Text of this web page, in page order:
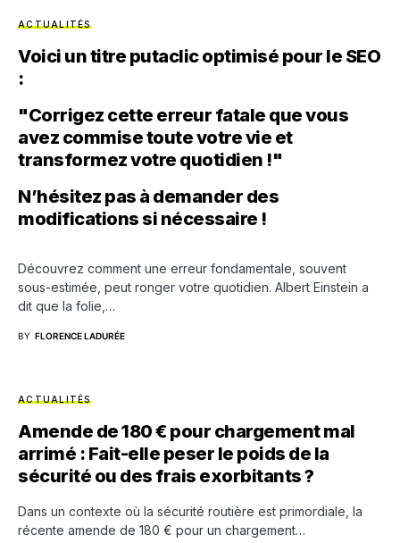
ACTUALITÉS
Voici un titre putaclic optimisé pour le SEO
:
"Corrigez cette erreur fatale que vous
avez commise toute votre vie et
transformez votre quotidien !"
N’hésitez pas à demander des
modifications si nécessaire !
Découvrez comment une erreur fondamentale, souvent
sous-estimée, peut ronger votre quotidien. Albert Einstein a
dit que la folie,…
BY FLORENCE LADURÉE
ACTUALITÉS
Amende de 180 € pour chargement mal
arrimé : Fait-elle peser le poids de la
sécurité ou des frais exorbitants ?
Dans un contexte où la sécurité routière est primordiale, la
récente amende de 180 € pour un chargement…